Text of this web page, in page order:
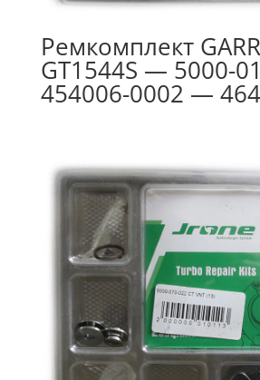
Ремкомплект
GT1544S — 5000-
454006-0002 —